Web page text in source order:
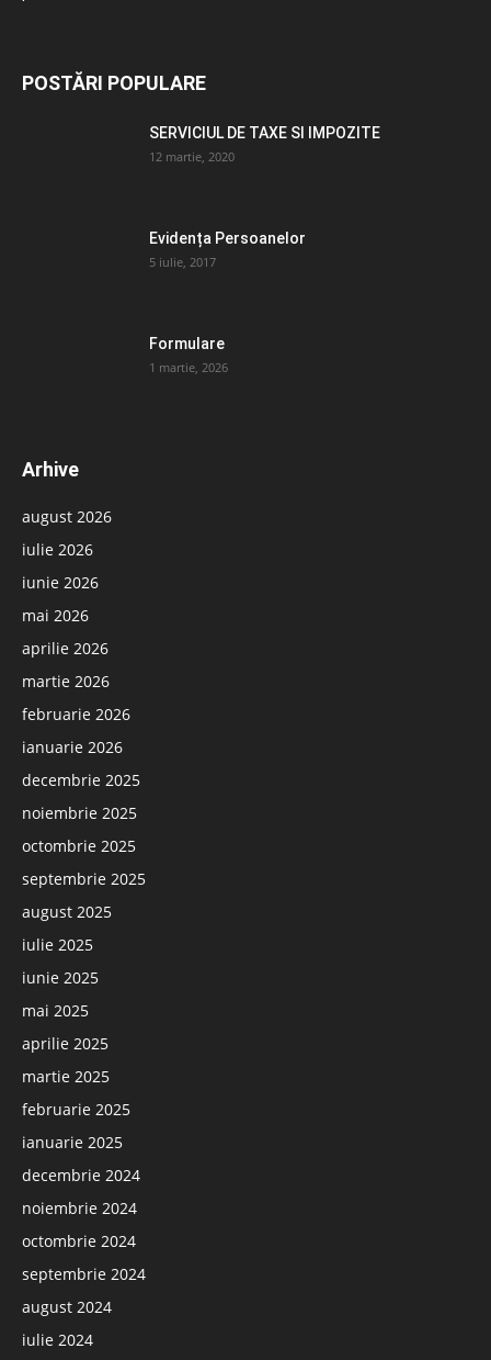
POSTĂRI POPULARE
SERVICIUL DE TAXE SI IMPOZITE
12 martie, 2020
Evidența Persoanelor
5 iulie, 2017
Formulare
1 martie, 2026
Arhive
august 2026
iulie 2026
iunie 2026
mai 2026
aprilie 2026
martie 2026
februarie 2026
ianuarie 2026
decembrie 2025
noiembrie 2025
octombrie 2025
septembrie 2025
august 2025
iulie 2025
iunie 2025
mai 2025
aprilie 2025
martie 2025
februarie 2025
ianuarie 2025
decembrie 2024
noiembrie 2024
octombrie 2024
septembrie 2024
august 2024
iulie 2024